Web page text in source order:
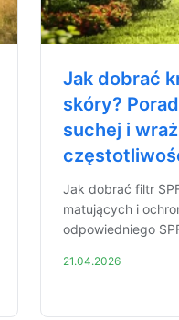
Jak dobrać
skóry?
suchej i
Jak dobrać filtr
matujących i
odpowiedniego
21.04.2026